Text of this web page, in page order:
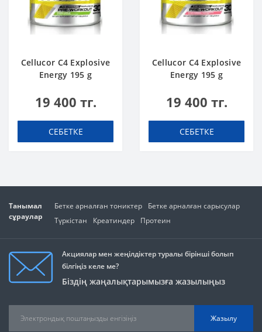
Cellucor C4 Explosive
Energy 195 g
19 400 тг.
СЕБЕТКЕ
Cellucor C4 Explosive
Energy 195 g
Маргарита
19 400 тг.
СЕБЕТКЕ
Танымал
сұраулар
Бетке арналған тониктер
Бетке арналған сарысулар
Түркістан
Креатиндер Протеин
Акциялар мен жеңілдіктер туралы бірінші болып
білгіңіз келе ме?
Біздің жаңалықтарымызға жазылыңыз
Жазылу